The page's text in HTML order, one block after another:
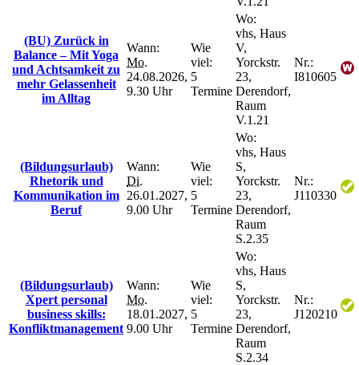
(BU) Zurück in
Balance – Mit Yoga
und Achtsamkeit zu
mehr Gelassenheit
im Alltag
Wann:
Mo.
24.08.2026,
9.30 Uhr
Wie
viel:
5
Termine
Wo:
vhs, Haus
V,
Yorckstr.
23,
Derendorf,
Raum
V.1.21
Nr.:
I810605
(Bildungsurlaub)
Rhetorik und
Kommunikation im
Beruf
Wann:
Di.
26.01.2027,
9.00 Uhr
Wie
viel:
5
Termine
Wo:
vhs, Haus
S,
Yorckstr.
23,
Derendorf,
Raum
S.2.35
Nr.:
J110330
(Bildungsurlaub)
Xpert personal
business skills:
Konfliktmanagement
Wann:
Mo.
18.01.2027,
9.00 Uhr
Wie
viel:
5
Termine
Wo:
vhs, Haus
S,
Yorckstr.
23,
Derendorf,
Raum
S.2.34
Nr.:
J120210